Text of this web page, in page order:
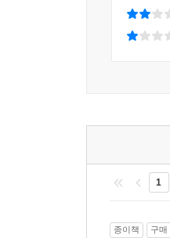
1
종이책 구매